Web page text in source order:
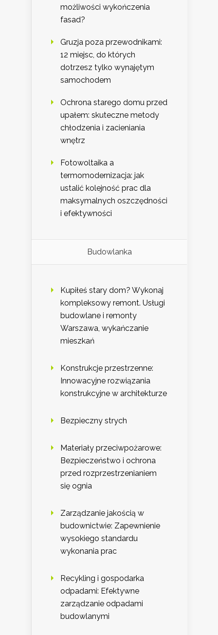
możliwości wykończenia
fasad?
Gruzja poza przewodnikami:
12 miejsc, do których
dotrzesz tylko wynajętym
samochodem
Ochrona starego domu przed
upałem: skuteczne metody
chłodzenia i zacieniania
wnętrz
Fotowoltaika a
termomodernizacja: jak
ustalić kolejność prac dla
maksymalnych oszczędności
i efektywności
Budowlanka
Kupiłeś stary dom? Wykonaj
kompleksowy remont. Usługi
budowlane i remonty
Warszawa, wykańczanie
mieszkań
Konstrukcje przestrzenne:
Innowacyjne rozwiązania
konstrukcyjne w architekturze
Bezpieczny strych
Materiały przeciwpożarowe:
Bezpieczeństwo i ochrona
przed rozprzestrzenianiem
się ognia
Zarządzanie jakością w
budownictwie: Zapewnienie
wysokiego standardu
wykonania prac
Recykling i gospodarka
odpadami: Efektywne
zarządzanie odpadami
budowlanymi